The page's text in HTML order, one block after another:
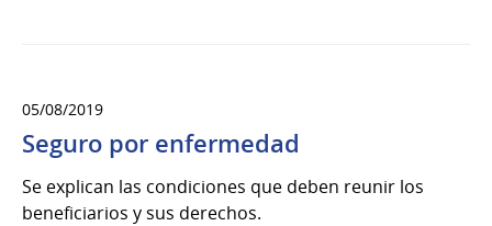
05/08/2019
Seguro por enfermedad
Se explican las condiciones que deben reunir los
beneficiarios y sus derechos.